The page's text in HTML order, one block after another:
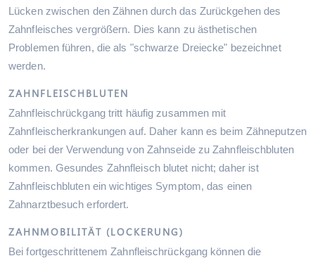
Lücken zwischen den Zähnen durch das Zurückgehen des
Zahnfleisches vergrößern. Dies kann zu ästhetischen
Problemen führen, die als "schwarze Dreiecke" bezeichnet
werden.
ZAHNFLEISCHBLUTEN
Zahnfleischrückgang tritt häufig zusammen mit
Zahnfleischerkrankungen auf. Daher kann es beim Zähneputzen
oder bei der Verwendung von Zahnseide zu Zahnfleischbluten
kommen. Gesundes Zahnfleisch blutet nicht; daher ist
Zahnfleischbluten ein wichtiges Symptom, das einen
Zahnarztbesuch erfordert.
ZAHNMOBILITÄT (LOCKERUNG)
Bei fortgeschrittenem Zahnfleischrückgang können die